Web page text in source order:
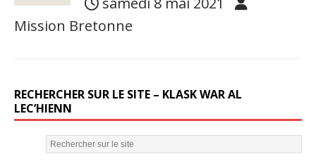
Mission Bretonne
RECHERCHER SUR LE SITE – KLASK WAR AL
LEC’HIENN